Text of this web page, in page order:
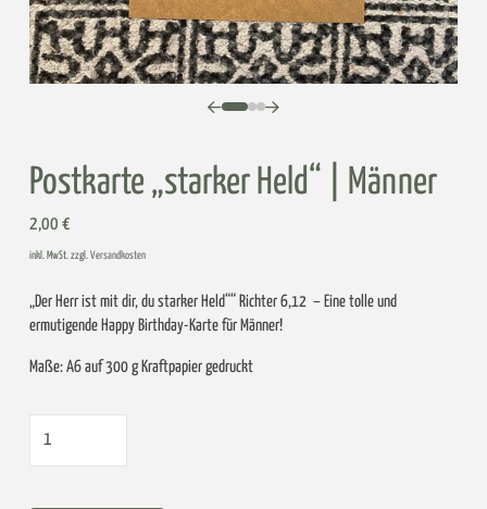
0 12
Postkarte „starker Held“ | Männer
2,00 €
inkl. MwSt. zzgl. Versandkosten
„Der Herr ist mit dir, du starker Held““ Richter 6,12 – Eine tolle und
ermutigende Happy Birthday-Karte für Männer!
Maße: A6 auf 300 g Kraftpapier gedruckt
Postkarte
„starker